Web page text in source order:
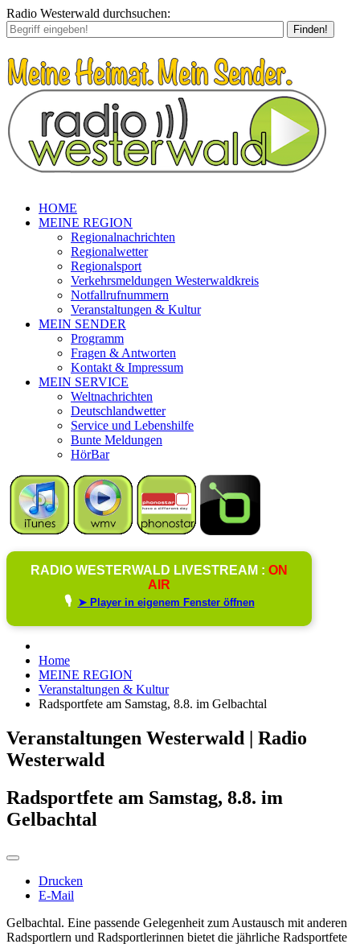
Radio Westerwald durchsuchen:
Finden!
HOME
MEINE REGION
Regionalnachrichten
Regionalwetter
Regionalsport
Verkehrsmeldungen Westerwaldkreis
Notfallrufnummern
Veranstaltungen & Kultur
MEIN SENDER
Programm
Fragen & Antworten
Kontakt & Impressum
MEIN SERVICE
Weltnachrichten
Deutschlandwetter
Service und Lebenshilfe
Bunte Meldungen
HörBar
RADIO WESTERWALD LIVESTREAM : ON
AIR
🎙️ ➤ Player in eigenem Fenster öffnen
Home
MEINE REGION
Veranstaltungen & Kultur
Radsportfete am Samstag, 8.8. im Gelbachtal
Veranstaltungen Westerwald | Radio
Westerwald
Radsportfete am Samstag, 8.8. im
Gelbachtal
Drucken
E-Mail
Gelbachtal. Eine passende Gelegenheit zum Austausch mit anderen
Radsportlern und Radsportlerinnen bietet die jährliche Radsportfete